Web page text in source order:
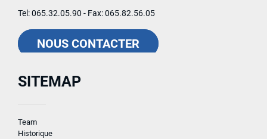
Tel: 065.32.05.90 - Fax: 065.82.56.05
NOUS CONTACTER
SITEMAP
Team
Historique